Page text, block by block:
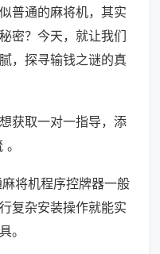
普通的麻将机，其实
密？今天，就让我们
，探寻输钱之谜的真
获取一对一指导，添
将机程序控牌器一般
复杂安装操作就能实
。